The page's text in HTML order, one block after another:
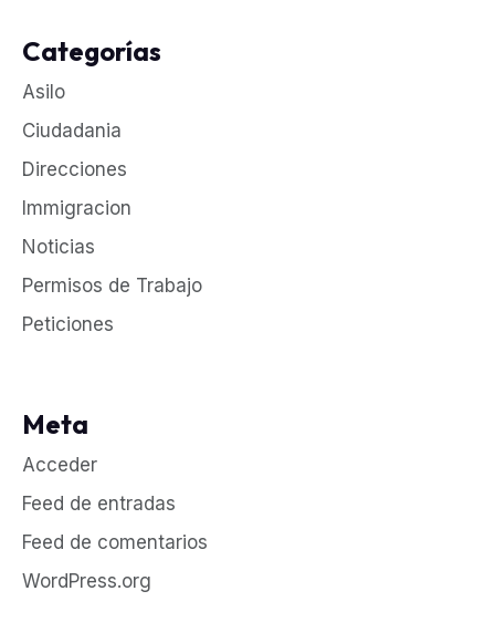
Categorías
Asilo
Ciudadania
Direcciones
Immigracion
Noticias
Permisos de Trabajo
Peticiones
Meta
Acceder
Feed de entradas
Feed de comentarios
WordPress.org